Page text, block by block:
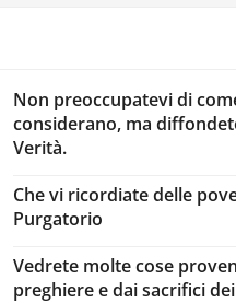
Non preoccupatevi di
considerano, ma
Verità.
Che vi ricordiate delle
Purgatorio
Vedrete molte cose
preghiere e dai sacrifici